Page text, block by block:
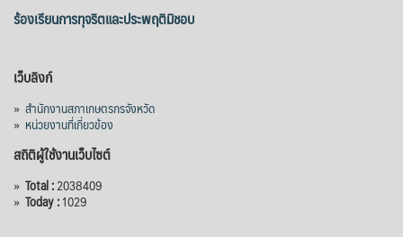
ร้องเรียนการทุจริตและประพฤติมิชอบ
เว็บลิงก์
» สำนักงานสภาเกษตรกรจังหวัด
» หน่วยงานที่เกี่ยวข้อง
สถิติผู้ใช้งานเว็บไซต์
» Total :2038409
» Today :1029